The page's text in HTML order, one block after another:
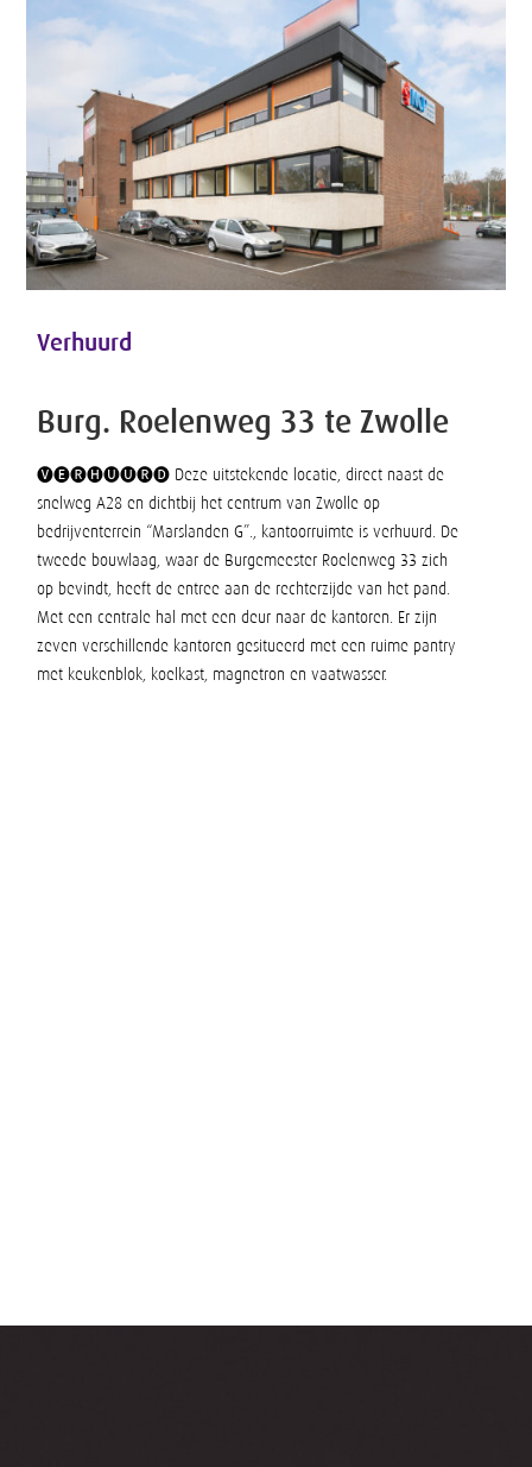
Verhuurd
Burg. Roelenweg 33 te Zwolle
🅥🅔🅡🅗🅤🅤🅡🅓 Deze uitstekende locatie, direct naast de
snelweg A28 en dichtbij het centrum van Zwolle op
bedrijventerrein “Marslanden G”., kantoorruimte is verhuurd. De
tweede bouwlaag, waar de Burgemeester Roelenweg 33 zich
op bevindt, heeft de entree aan de rechterzijde van het pand.
Met een centrale hal met een deur naar de kantoren. Er zijn
zeven verschillende kantoren gesitueerd met een ruime pantry
met keukenblok, koelkast, magnetron en vaatwasser.